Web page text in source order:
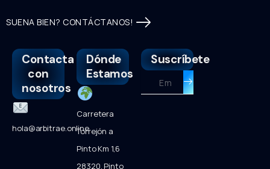
SUENA BIEN? CONTÁCTANOS!
Contacta
con
nosotros
hola@arbitrae.online
Dónde
Estamos
Carretera
Torrejón a
Pinto Km 1,6
28320, Pinto
Suscríbete
Enviar